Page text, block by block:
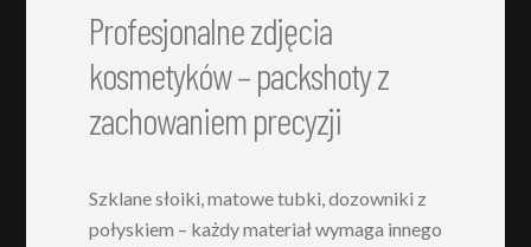
Profesjonalne zdjęcia
kosmetyków – packshoty z
zachowaniem precyzji
Szklane słoiki, matowe tubki, dozowniki z
połyskiem – każdy materiał wymaga innego